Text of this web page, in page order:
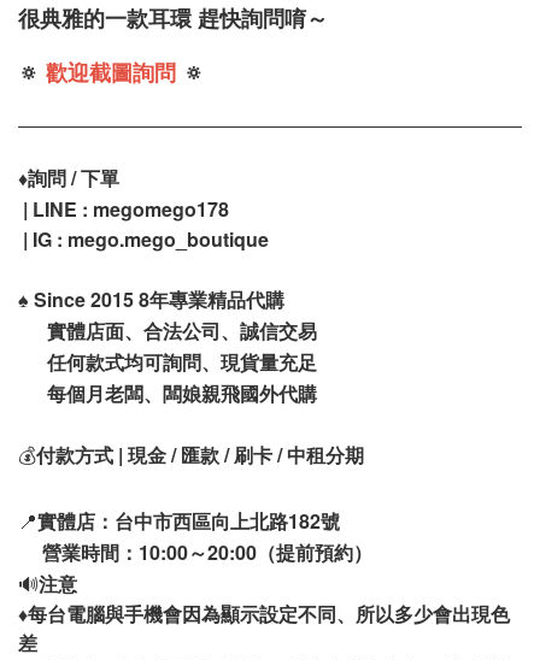
很典雅的一款耳環 趕快詢問唷～
🔅 歡迎截圖詢問 🔅
♦️詢問 / 下單
| LINE : megomego178
| IG : mego.mego_boutique
♠️ Since 2015 8年專業精品代購
實體店面、合法公司、誠信交易
任何款式均可詢問、現貨量充足
每個月老闆、闆娘親飛國外代購
💰付款方式 | 現金 / 匯款 / 刷卡 / 中租分期
📍實體店：台中市西區向上北路182號
營業時間：10:00～20:00（提前預約）
🔊注意
♦️每台電腦與手機會因為顯示設定不同、所以多少會出現色
差